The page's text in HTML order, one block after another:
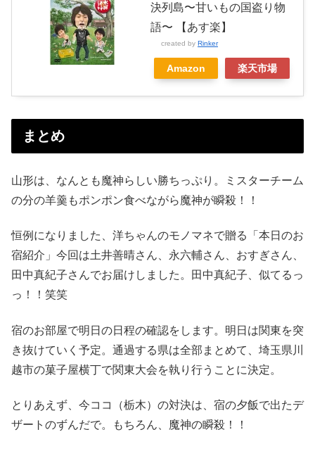
決列島〜甘いもの国盗り物
語〜 【あす楽】
created by Rinker
Amazon 楽天市場
まとめ
山形は、なんとも魔神らしい勝ちっぷり。ミスターチーム
の分の羊羹もポンポン食べながら魔神が瞬殺！！
恒例になりました、洋ちゃんのモノマネで贈る「本日のお
宿紹介」今回は土井善晴さん、永六輔さん、おすぎさん、
田中真紀子さんでお届けしました。田中真紀子、似てるっ
っ！！笑笑
宿のお部屋で明日の日程の確認をします。明日は関東を突
き抜けていく予定。通過する県は全部まとめて、埼玉県川
越市の菓子屋横丁で関東大会を執り行うことに決定。
とりあえず、今ココ（栃木）の対決は、宿の夕飯で出たデ
ザートのずんだで。もちろん、魔神の瞬殺！！